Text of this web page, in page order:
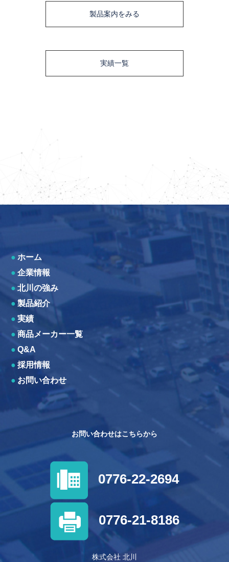
製品案内をみる
実績一覧
● ホーム
● 企業情報
● 北川の強み
● 製品紹介
● 実績
● 商品メーカー一覧
● Q&A
● 採用情報
● お問い合わせ
お問い合わせはこちらから
0776-22-2694
0776-21-8186
株式会社 北川